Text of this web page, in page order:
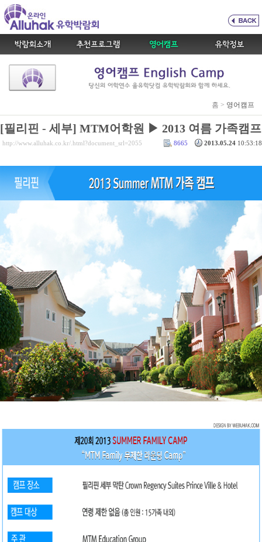
홈 > 영어캠프
[필리핀 - 세부] MTM어학원 ▶ 2013 여름 가족캠프
http://www.alluhak.co.kr/.html?document_srl=2055 2013.05.24 10:53:18
8665